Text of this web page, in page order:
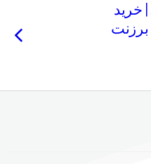
| خرید
برزنت